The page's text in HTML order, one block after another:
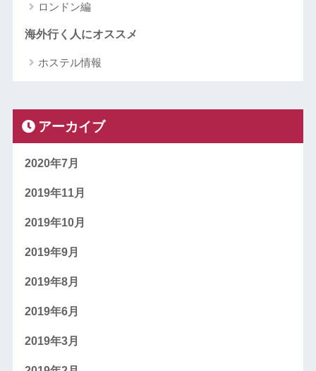
ロンドン編
海外行く人にオススメ
ホステル情報
アーカイブ
2020年7月
2019年11月
2019年10月
2019年9月
2019年8月
2019年6月
2019年3月